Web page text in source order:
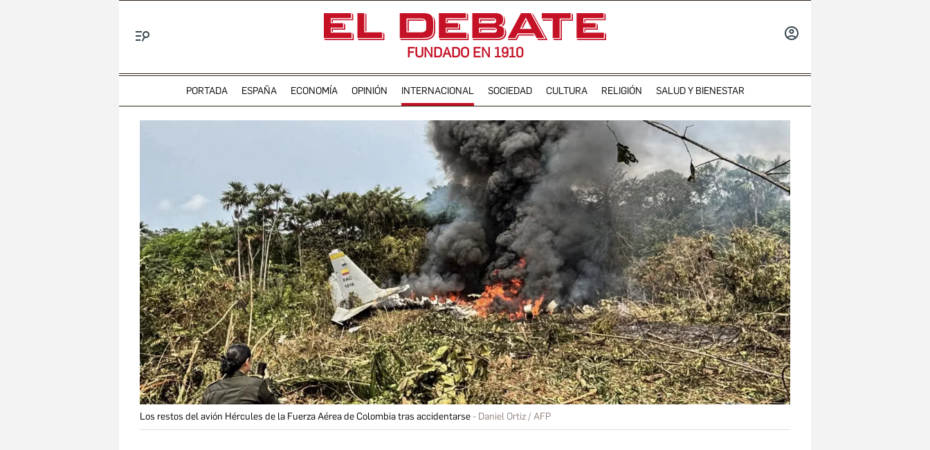
FUNDADO EN 1910
PORTADA ESPAÑA ECONOMÍA OPINIÓN INTERNACIONAL SOCIEDAD CULTURA RELIGIÓN SALUD Y BIENESTAR
Los restos del avión Hércules de la Fuerza Aérea de Colombia tras accidentarse Daniel Ortiz / AFP